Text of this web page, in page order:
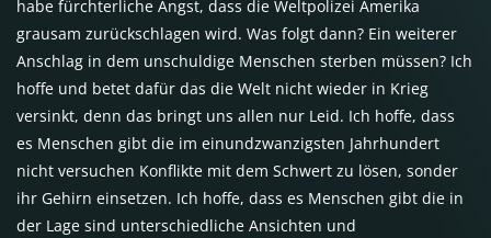
habe fürchterliche Angst, dass die Weltpolizei Amerika
grausam zurückschlagen wird. Was folgt dann? Ein weiterer
Anschlag in dem unschuldige Menschen sterben müssen? Ich
hoffe und betet dafür das die Welt nicht wieder in Krieg
versinkt, denn das bringt uns allen nur Leid. Ich hoffe, dass
es Menschen gibt die im einundzwanzigsten Jahrhundert
nicht versuchen Konflikte mit dem Schwert zu lösen, sonder
ihr Gehirn einsetzen. Ich hoffe, dass es Menschen gibt die in
der Lage sind unterschiedliche Ansichten und